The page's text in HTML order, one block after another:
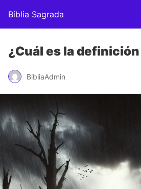
Bíblia Sagrada
¿Cuál es la
BibliaAdmin